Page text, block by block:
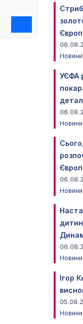
Новини
УЄФА
Новини
Новини
Новини
Ігор
Новини